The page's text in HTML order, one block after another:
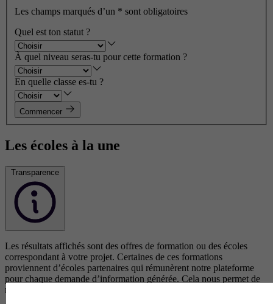
Les champs marqués d’un * sont obligatoires
Quel est ton statut ?
À quel niveau seras-tu pour cette formation ?
En quelle classe es-tu ?
Commencer
Les écoles à la une
Transparence
Les résultats affichés sont des offres de formation ou des écoles
correspondant à votre projet. Certaines de ces formations
proviennent d’écoles partenaires qui rémunèrent notre plateforme
pour chaque demande d’information générée. Cela nous permet de
maintenir un service gratuit et accessible à tous les utilisateurs.